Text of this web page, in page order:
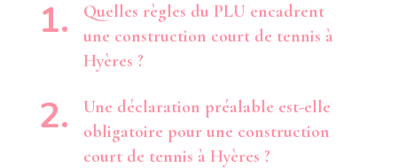
Quelles règles du PLU encadrent
une construction court de tennis à
Hyères ?
Une déclaration préalable est-elle
obligatoire pour une construction
court de tennis à Hyères ?